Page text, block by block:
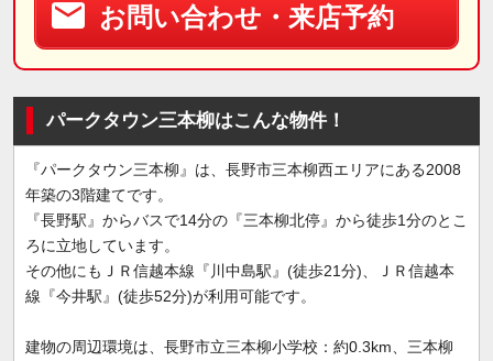
お問い合わせ・来店予約
パークタウン三本柳はこんな物件！
『パークタウン三本柳』は、長野市三本柳西エリアにある2008
年築の3階建てです。
『長野駅』からバスで14分の『三本柳北停』から徒歩1分のとこ
ろに立地しています。
その他にもＪＲ信越本線『川中島駅』(徒歩21分)、ＪＲ信越本
線『今井駅』(徒歩52分)が利用可能です。
建物の周辺環境は、長野市立三本柳小学校：約0.3km、三本柳